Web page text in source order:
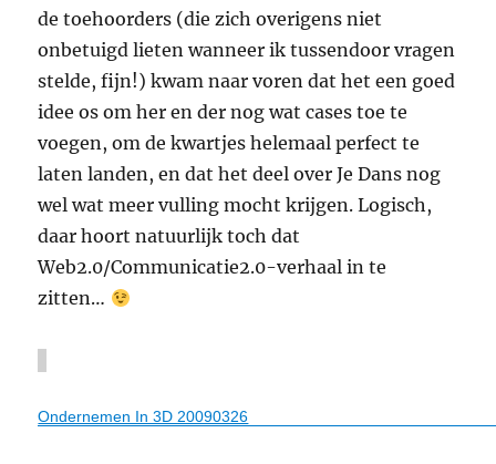
de toehoorders (die zich overigens niet
onbetuigd lieten wanneer ik tussendoor vragen
stelde, fijn!) kwam naar voren dat het een goed
idee os om her en der nog wat cases toe te
voegen, om de kwartjes helemaal perfect te
laten landen, en dat het deel over Je Dans nog
wel wat meer vulling mocht krijgen. Logisch,
daar hoort natuurlijk toch dat
Web2.0/Communicatie2.0-verhaal in te
zitten…
Ondernemen In 3D 20090326